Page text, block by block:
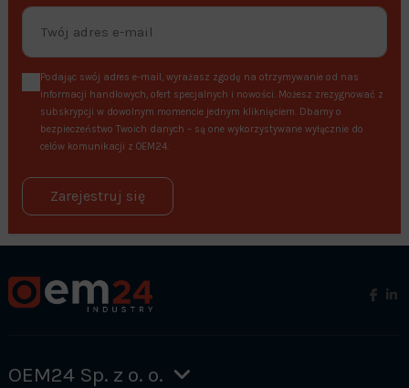
Podając swój adres e-mail, wyrażasz zgodę na otrzymywanie od nas
informacji handlowych, ofert specjalnych i nowości. Możesz zrezygnować z
subskrypcji w dowolnym momencie jednym kliknięciem. Dbamy o
bezpieczeństwo Twoich danych – są one wykorzystywane wyłącznie do
celów komunikacji z OEM24.
Zarejestruj się
OEM24 Sp. z o. o.